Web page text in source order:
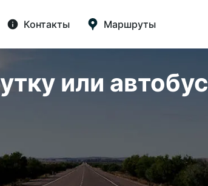
Контакты Маршруты
или автобус